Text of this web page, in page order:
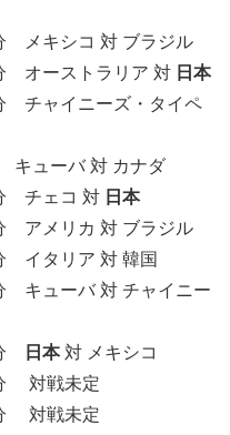
メキシコ 対 ブラジル
オーストラリア 対 日本
チャイニーズ・タイペ
キューバ 対 カナダ
チェコ 対 日本
アメリカ 対 ブラジル
イタリア 対 韓国
キューバ 対 チャイニー
日本対 メキシコ
対戦未定
対戦未定